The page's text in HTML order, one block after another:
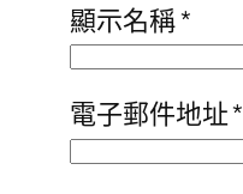
顯示名稱*
電子郵件地址*